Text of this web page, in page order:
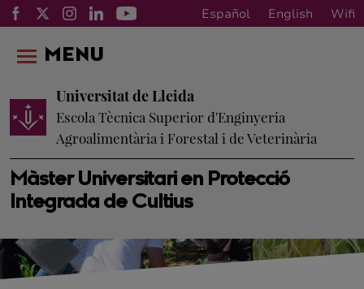
Español English Wifi
Màster Universitari en Protecció
Integrada de Cultius
Universitat de Lleida
Escola Tècnica Superior d'Enginyeria
Agroalimentària i Forestal i de Veterinària
MENU